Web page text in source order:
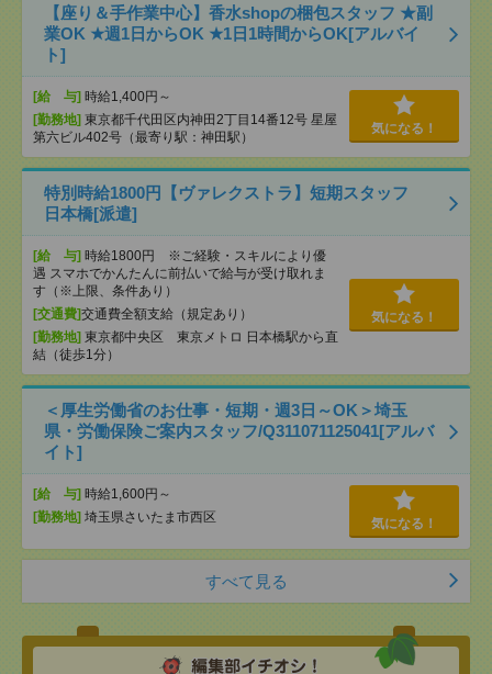
【座り＆手作業中心】香水shopの梱包スタッフ ★副
業OK ★週1日からOK ★1日1時間からOK[アルバイ
ト]
[給 与] 時給1,400円～
[勤務地] 東京都千代田区内神田2丁目14番12号 星屋
第六ビル402号（最寄り駅：神田駅）
気になる！
特別時給1800円【ヴァレクストラ】短期スタッフ
日本橋[派遣]
[給 与] 時給1800円 ※ご経験・スキルにより優
遇 スマホでかんたんに前払いで給与が受け取れま
す（※上限、条件あり）
[交通費]交通費全額支給（規定あり）
[勤務地] 東京都中央区 東京メトロ 日本橋駅から直
結（徒歩1分）
気になる！
＜厚生労働省のお仕事・短期・週3日～OK＞埼玉
県・労働保険ご案内スタッフ/Q311071125041[アルバ
イト]
[給 与] 時給1,600円～
[勤務地] 埼玉県さいたま市西区 気になる！
すべて見る